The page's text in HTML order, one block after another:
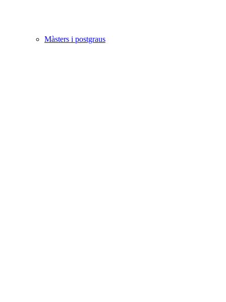
Màsters i postgraus